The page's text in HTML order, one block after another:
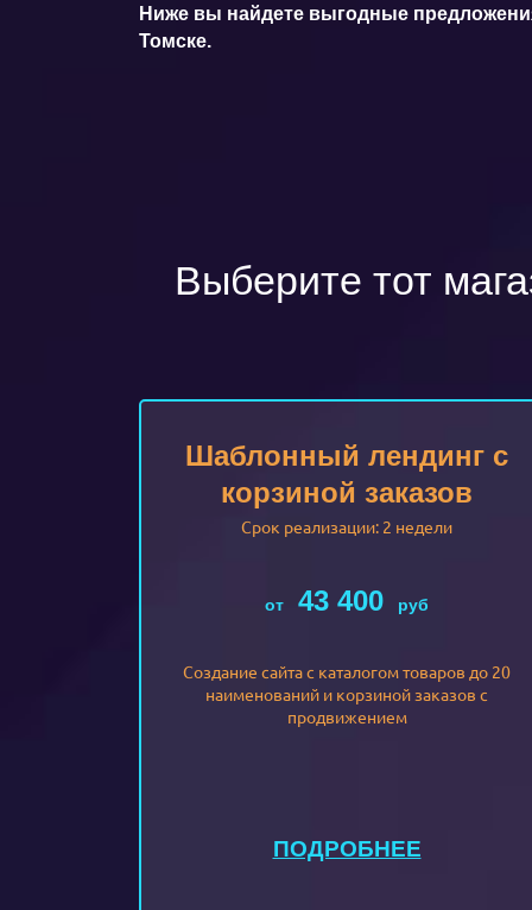
Ниже вы найдете выгодные
Томске.
Выберите тот
Шаблонный лендинг с
корзиной заказов
Срок реализации: 2 недели
от 43 400 руб
Создание сайта с каталогом товаров до 20
наименований и корзиной заказов с
продвижением
ПОДРОБНЕЕ